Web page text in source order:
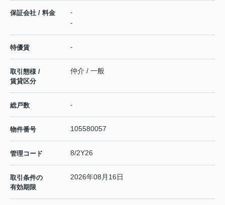
保証会社 / 料金
-
-
特優賃 -
取引態様 /
賃貸区分
仲介 / 一般
総戸数 -
物件番号 105580057
管理コード 8/2Y26
取引条件の
有効期限
2026年08月16日